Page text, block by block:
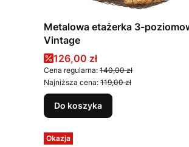
Metalowa etażerka 3-poziomowy
Vintage
Cena promocyjna
126,00 zł
Cena regularna: 140,00 zł
Najniższa cena: 119,00 zł
Do koszyka
Okazja